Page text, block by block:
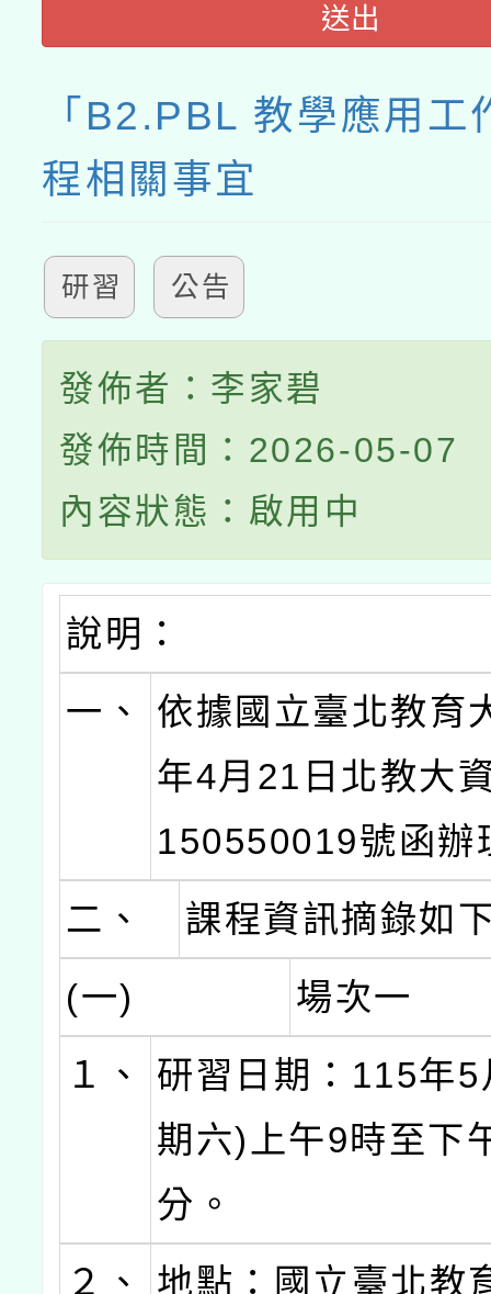
送出
「B2.PBL 教學應用工
程相關事宜
研習 公告
發佈者：李家碧
發佈時間：2026-05-07
內容狀態：啟用中
說明：
一、
依據國立臺北教育
年4月21日北教大
150550019號函辦
二、
課程資訊摘錄如
(一)
場次一
１、
研習日期：115年
期六)上午9時至下
分。
２、
地點：國立臺北教